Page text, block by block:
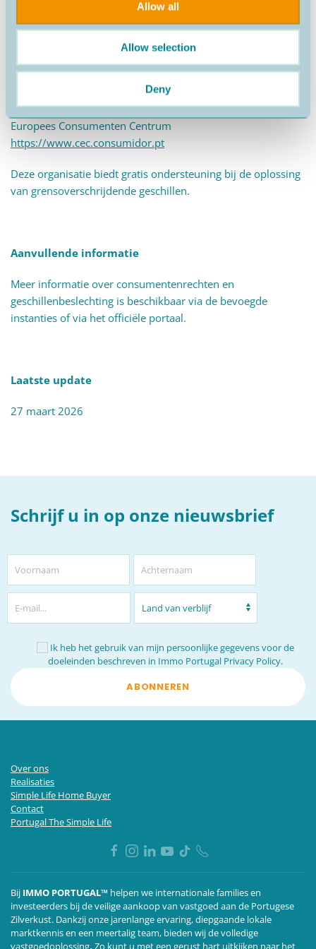
Allow all
Allow selection
Deny
Grensoverschrijdende geschillen
de Europese Unie kan de consument contact opnemen met:
Europees Consumenten Centrum
https://www.cec.consumidor.pt
Deze organisatie biedt gratis ondersteuning bij de oplossing
van grensoverschrijdende geschillen.
Aanvullende informatie
Meer informatie over consumentenrechten en
geschillenbeslechting is beschikbaar via de bevoegde
instanties of via het officiële portaal.
Laatste update
27 maart 2026
Schrijf u in op onze nieuwsbrief
Ik heb het gebruik van mijn persoonlijke gegevens voor de
doeleinden beschreven in Immo Portugal Privacy Policy.
ABONNEREN
Over ons
Realisaties
Simple Life Home Buyer
Contact
Portugal The Simple Life
Bij IMMO PORTUGAL™ helpen we internationale families en
investeerders bij de veilige aankoop van vastgoed aan de Portugese
Zilverkust. Dankzij onze jarenlange ervaring, diepgaande lokale
marktkennis en een meertalig team, bieden wij de volledige
vastgoedoplossing.Zo kunt u met een gerust hart uitkijken naar het